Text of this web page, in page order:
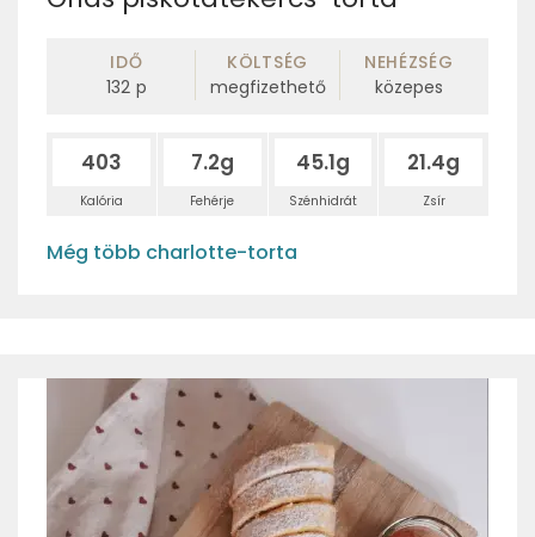
IDŐ
132 p
KÖLTSÉG
megfizethető
NEHÉZSÉG
közepes
403
Kalória
7.2g
Fehérje
45.1g
Szénhidrát
21.4g
Zsír
Még több charlotte-torta